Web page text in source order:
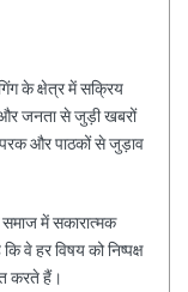
के क्षेत्र में सक्रिय
जनता से जुड़ी खबरों
और पाठकों से जुड़ाव
में सकारात्मक
वे हर विषय को निष्पक्ष
करते हैं।